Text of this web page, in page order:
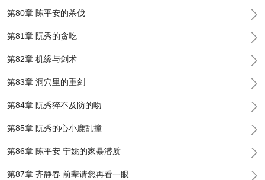
第80章 陈平安的杀伐
第81章 阮秀的贪吃
第82章 机缘与剑术
第83章 洞穴里的重剑
第84章 阮秀猝不及防的吻
第85章 阮秀的心小鹿乱撞
第86章 陈平安 宁姚的家暴潜质
第87章 齐静春 前辈请您再看一眼